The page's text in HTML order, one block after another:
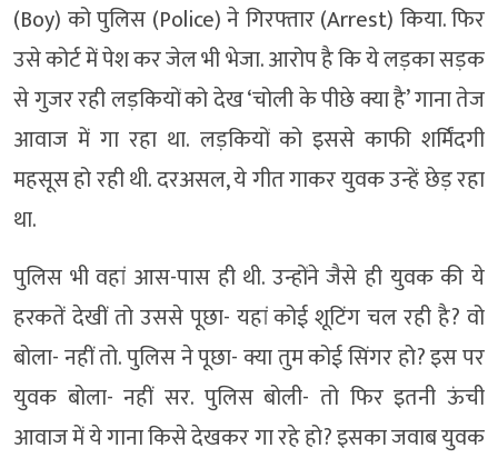
(Boy) को पुलिस (Police) ने गिरफ्तार (Arrest) किया. फिर
उसे कोर्ट में पेश कर जेल भी भेजा. आरोप है कि ये लड़का सड़क
से गुजर रही लड़कियों को देख ‘चोली के पीछे क्या है’ गाना तेज
आवाज में गा रहा था. लड़कियों को इससे काफी शर्मिंदगी
महसूस हो रही थी. दरअसल, ये गीत गाकर युवक उन्हें छेड़ रहा
था.
पुलिस भी वहां आस-पास ही थी. उन्होंने जैसे ही युवक की ये
हरकतें देखीं तो उससे पूछा- यहां कोई शूटिंग चल रही है? वो
बोला- नहीं तो. पुलिस ने पूछा- क्या तुम कोई सिंगर हो? इस पर
युवक बोला- नहीं सर. पुलिस बोली- तो फिर इतनी ऊंची
आवाज में ये गाना किसे देखकर गा रहे हो? इसका जवाब युवक